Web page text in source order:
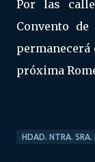
Por las
Convento
permanecerá
próxima
HDAD. NTRA. SRA.